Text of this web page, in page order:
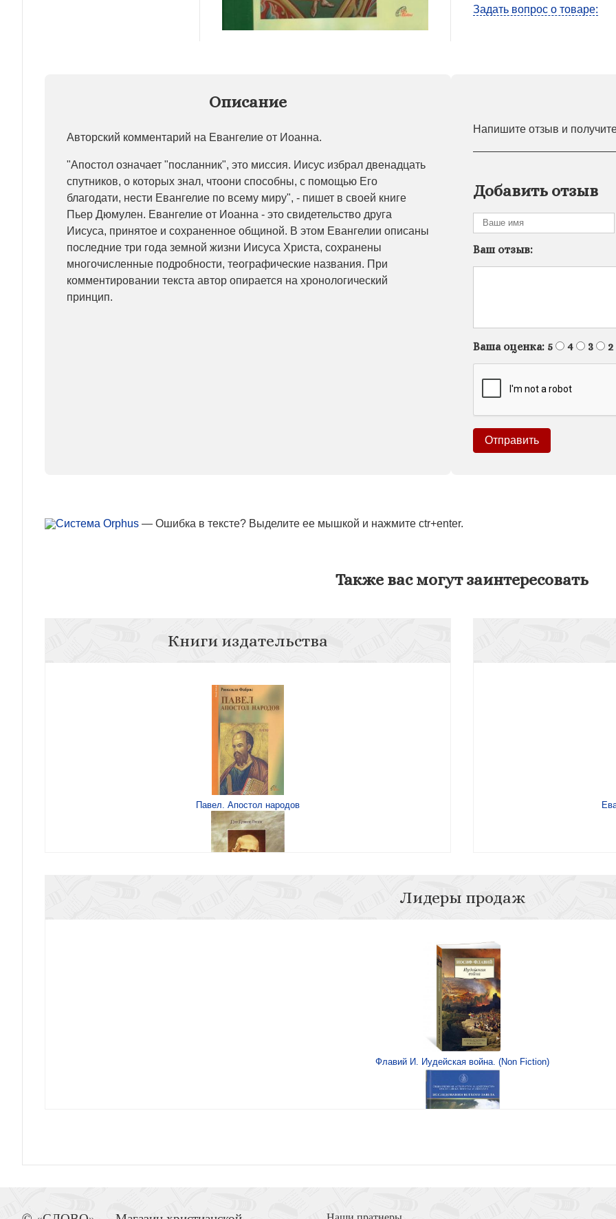
Задать вопрос о товаре:
Описание
Авторский комментарий на Евангелие от Иоанна.
"Апостол означает "посланник", это миссия. Иисус избрал двенадцать
спутников, о которых знал, чтоони способны, с помощью Его
благодати, нести Евангелие по всему миру", - пишет в своей книге
Пьер Дюмулен. Евангелие от Иоанна - это свидетельство друга
Иисуса, принятое и сохраненное общиной. В этом Евангелии описаны
последние три года земной жизни Иисуса Христа, сохранены
многочисленные подробности, теографические названия. При
комментировании текста автор опирается на хронологический
принцип.
Напишите отзыв и
Добавить отзыв
Ваш отзыв:
Ваша оценка: 5 4 3 2
— Ошибка в тексте? Выделите ее мышкой и нажмите ctr+enter.
Также вас могут заинтересовать
Книги издательства
Павел. Апостол народов
Лидеры продаж
Флавий И. Иудейская война. (Non Fiction)
Книга Иисуса Навина